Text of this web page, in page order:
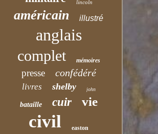
lincoln
américain illustré
anglais
complet mémoires
presse confédéré
livres shelby john
bataille cuir vie
civil easton